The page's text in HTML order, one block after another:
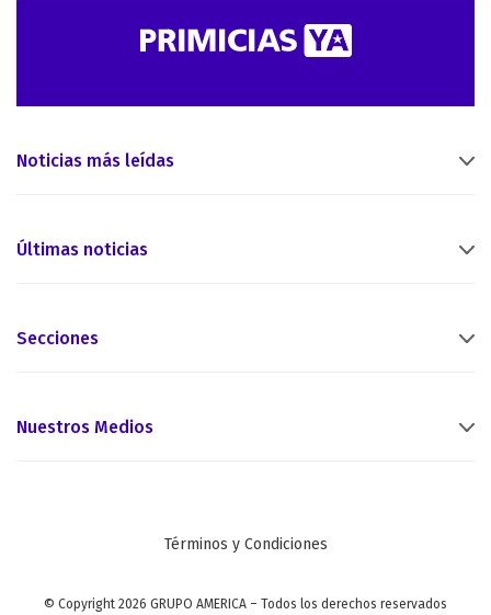
Noticias más leídas
Últimas noticias
Secciones
Nuestros Medios
Términos y Condiciones
© Copyright 2026 GRUPO AMERICA – Todos los derechos reservados